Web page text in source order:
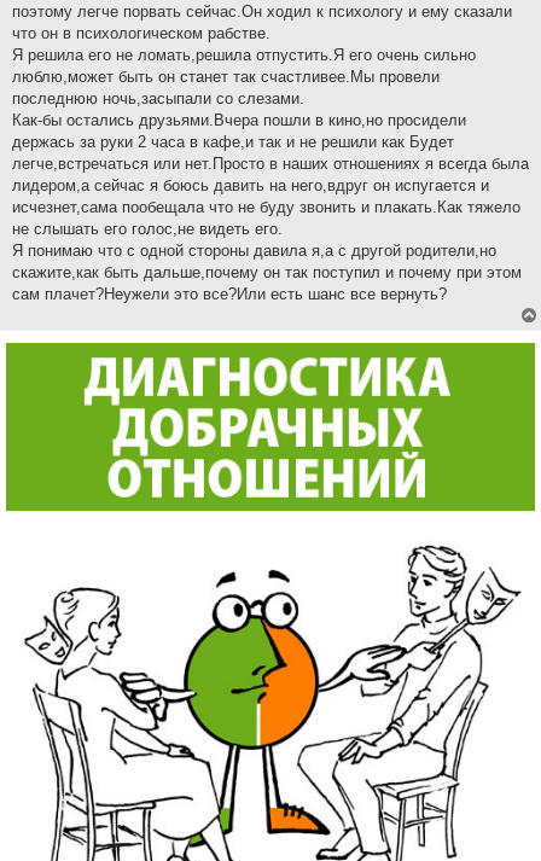
поэтому легче порвать сейчас.Он ходил к психологу и ему сказали
что он в психологическом рабстве.
Я решила его не ломать,решила отпустить.Я его очень сильно
люблю,может быть он станет так счастливее.Мы провели
последнюю ночь,засыпали со слезами.
Как-бы остались друзьями.Вчера пошли в кино,но просидели
держась за руки 2 часа в кафе,и так и не решили как Будет
легче,встречаться или нет.Просто в наших отношениях я всегда была
лидером,а сейчас я боюсь давить на него,вдруг он испугается и
исчезнет,сама пообещала что не буду звонить и плакать.Как тяжело
не слышать его голос,не видеть его.
Я понимаю что с одной стороны давила я,а с другой родители,но
скажите,как быть дальше,почему он так поступил и почему при этом
сам плачет?Неужели это все?Или есть шанс все вернуть?